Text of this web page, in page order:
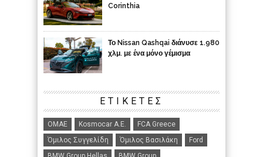
Corinthia
Το Nissan Qashqai διάνυσε 1.980
χλμ. με ένα μόνο γέμισμα
ΕΤΙΚΈΤΕΣ
ΟΜΑΕ Kosmocar Α.Ε.
FCA Greece
Όμιλος Συγγελίδη
Όμιλος Βασιλάκη
Ford